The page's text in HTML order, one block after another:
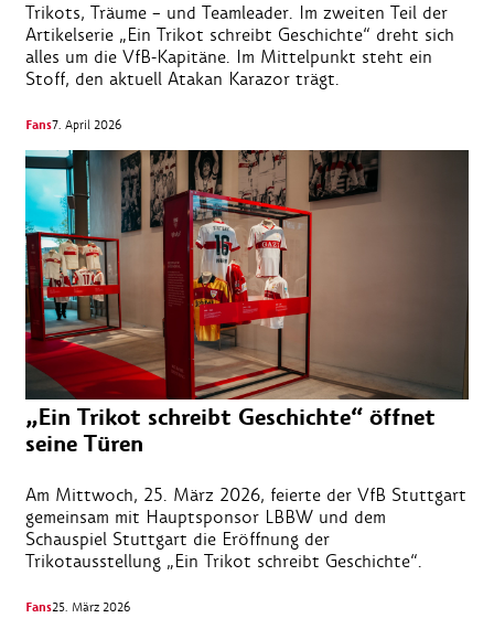
Trikots, Träume – und Teamleader. Im zweiten Teil der
Artikelserie „Ein Trikot schreibt Geschichte“ dreht sich
alles um die VfB-Kapitäne. Im Mittelpunkt steht ein
Stoff, den aktuell Atakan Karazor trägt.
Fans7. April 2026
„Ein Trikot schreibt Geschichte“ öffnet
seine Türen
Am Mittwoch, 25. März 2026, feierte der VfB Stuttgart
gemeinsam mit Hauptsponsor LBBW und dem
Schauspiel Stuttgart die Eröffnung der
Trikotausstellung „Ein Trikot schreibt Geschichte“.
Fans25. März 2026